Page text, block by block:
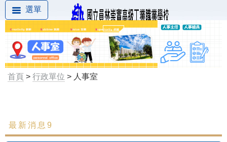
選單
首頁 > 行政單位 > 人事室
最新消息
最新消息9